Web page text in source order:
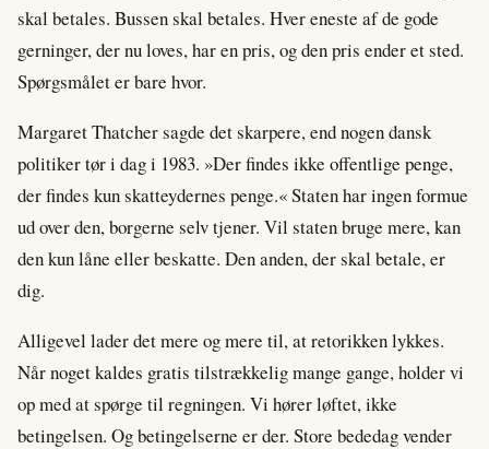
skal betales. Bussen skal betales. Hver eneste af de gode
gerninger, der nu loves, har en pris, og den pris ender et sted.
Spørgsmålet er bare hvor.
Margaret Thatcher sagde det skarpere, end nogen dansk
politiker tør i dag i 1983. »Der findes ikke offentlige penge,
der findes kun skatteydernes penge.« Staten har ingen formue
ud over den, borgerne selv tjener. Vil staten bruge mere, kan
den kun låne eller beskatte. Den anden, der skal betale, er
dig.
Alligevel lader det mere og mere til, at retorikken lykkes.
Når noget kaldes gratis tilstrækkelig mange gange, holder vi
op med at spørge til regningen. Vi hører løftet, ikke
betingelsen. Og betingelserne er der. Store bededag vender